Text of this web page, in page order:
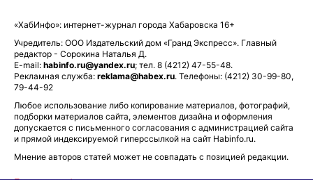
«ХабИнфо»: интернет-журнал города Хабаровска 16+
Учредитель: ООО Издательский дом «Гранд Экспресс». Главный
редактор - Сорокина Наталья Д.
E-mail: habinfo.ru@yandex.ru; тел. 8 (4212) 47-55-48.
Рекламная служба: reklama@habex.ru. Телефоны: (4212) 30-99-80,
79-44-92
Любое использование либо копирование материалов, фотографий,
подборки материалов сайта, элементов дизайна и оформления
допускается с письменного согласования с администрацией сайта
и прямой индексируемой гиперссылкой на сайт Habinfo.ru.
Мнение авторов статей может не совпадать с позицией редакции.